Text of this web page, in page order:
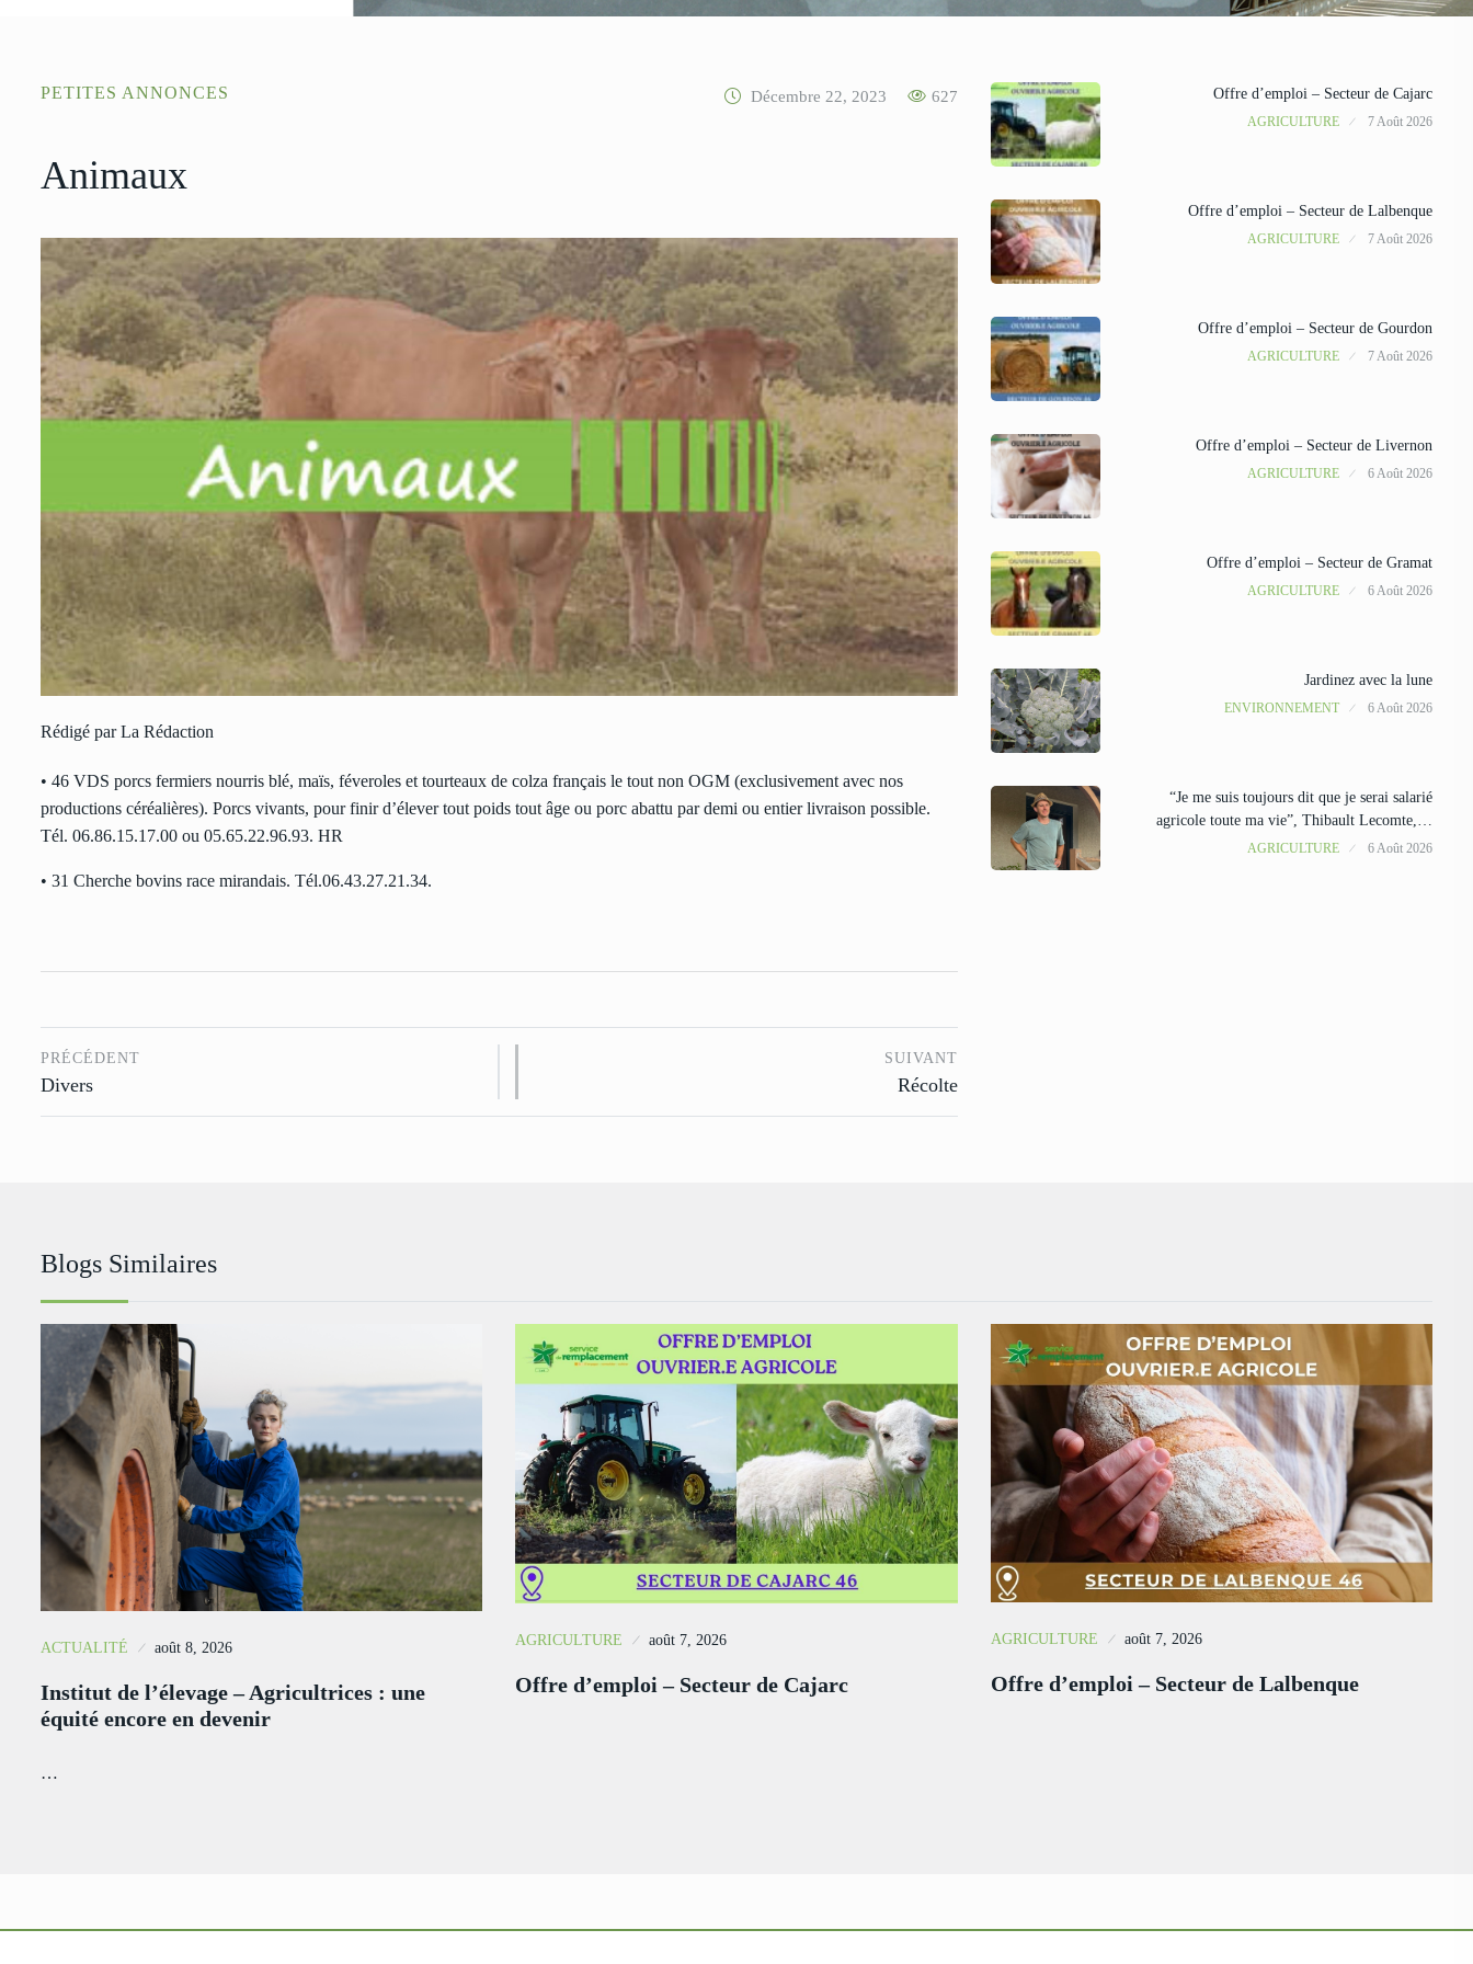
PETITES ANNONCES Décembre 22, 2023 627
Animaux
Rédigé par La Rédaction
• 46 VDS porcs fermiers nourris blé, maïs, féveroles et tourteaux de colza français le tout non OGM (exclusivement avec nos
productions céréalières). Porcs vivants, pour finir d’élever tout poids tout âge ou porc abattu par demi ou entier livraison possible.
Tél. 06.86.15.17.00 ou 05.65.22.96.93. HR
• 31 Cherche bovins race mirandais. Tél.06.43.27.21.34.
PRÉCÉDENT
Divers
SUIVANT
Récolte
Offre d’emploi – Secteur de Cajarc
AGRICULTURE 7 Août 2026
Offre d’emploi – Secteur de Lalbenque
AGRICULTURE 7 Août 2026
Offre d’emploi – Secteur de Gourdon
AGRICULTURE 7 Août 2026
Offre d’emploi – Secteur de Livernon
AGRICULTURE 6 Août 2026
Offre d’emploi – Secteur de Gramat
AGRICULTURE 6 Août 2026
Jardinez avec la lune
ENVIRONNEMENT 6 Août 2026
“Je me suis toujours dit que je serai salarié
agricole toute ma vie”, Thibault Lecomte,…
AGRICULTURE 6 Août 2026
Blogs Similaires
ACTUALITÉ août 8, 2026
Institut de l’élevage – Agricultrices : une
équité encore en devenir
…
AGRICULTURE août 7, 2026
Offre d’emploi – Secteur de Cajarc
AGRICULTURE août 7, 2026
Offre d’emploi – Secteur de Lalbenque